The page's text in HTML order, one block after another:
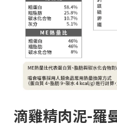
滴雞精肉泥-羅